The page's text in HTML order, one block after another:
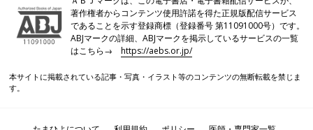
門学校を卒業後、18年間、看護師を務める。共働きにもかかわら
ずお金が貯められず、主婦を読者層とする生活情報誌を読んで節
約に目覚める。節約に手間も時間もかけない「時短節約家」とし
て注目を集め、テレビや雑誌に登場多数。インスタグラムはフォ
万円貯蓄』（KADOKAWA）『くぅちゃんの食費がみるみる減る
著作権者からコンテンツ使用許諾を得た正規版配信サービス
であることを示す登録商標（登録番号 第11091000号）です。
ABJマークの詳細、ABJマークを掲示しているサービスの一覧
はこちら→https://aebs.or.jp/
本サイトに掲載されている記事・写真・イラスト等のコンテンツの無断転載を禁じま
す。